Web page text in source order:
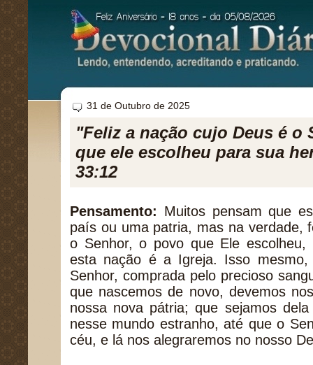
31 de Outubro de 2025
"Feliz a nação cujo Deus é o
que ele escolheu para sua
33:12
Pensamento: Muitos pensam que
país ou uma patria, mas na verdade,
o Senhor, o povo que Ele escolheu,
esta nação é a Igreja. Isso
Senhor, comprada pelo precioso
que nascemos de novo, devemos
nossa nova pátria; que sejamos
nesse mundo estranho, até que o
céu, e lá nos alegraremos no nosso